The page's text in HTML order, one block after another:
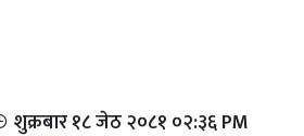
शुक्रबार​ १८ जेठ २०८१ ०२:३६ PM